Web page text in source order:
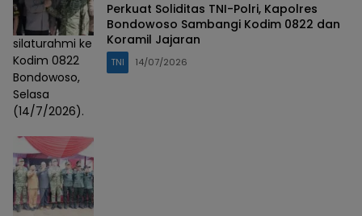
silaturahmi ke
Kodim 0822
Bondowoso,
Selasa
(14/7/2026).
Perkuat Soliditas TNI-Polri, Kapolres
Bondowoso Sambangi Kodim 0822 dan
Koramil Jajaran
TNI 14/07/2026